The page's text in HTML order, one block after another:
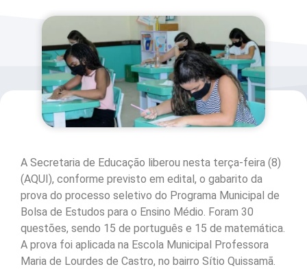
A Secretaria de Educação liberou nesta terça-feira (8)
(AQUI), conforme previsto em edital, o gabarito da
prova do processo seletivo do Programa Municipal de
Bolsa de Estudos para o Ensino Médio. Foram 30
questões, sendo 15 de português e 15 de matemática.
A prova foi aplicada na Escola Municipal Professora
Maria de Lourdes de Castro, no bairro Sítio Quissamã.